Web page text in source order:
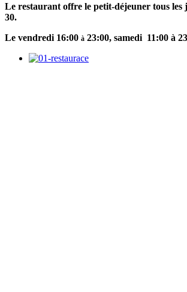
Le restaurant offre le petit-déjeuner tous les
30.
Le vendredi 16:00 à 23:00, samedi 11:00 à